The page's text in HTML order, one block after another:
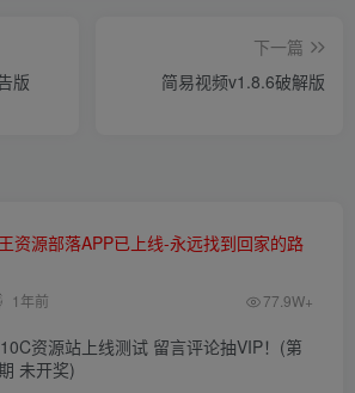
版
下一篇
简易视频v1.8.6破解版
资源部落APP已上线-永远找到回家的路
1年前 77.9W+
资源站上线测试 留言评论抽VIP！(第
未开奖)